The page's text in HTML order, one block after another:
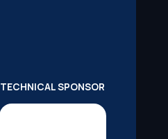
TECHNICAL SPONSOR